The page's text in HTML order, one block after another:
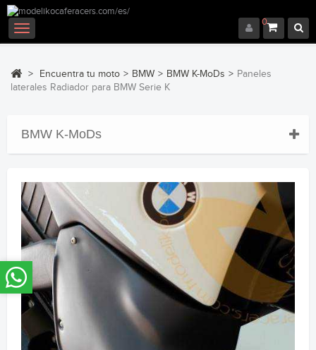
0
Navegación
Toggle
> Encuentra tu moto > BMW > BMW K-MoDs > Paneles
laterales Radiador para BMW Serie K
BMW K-MoDs